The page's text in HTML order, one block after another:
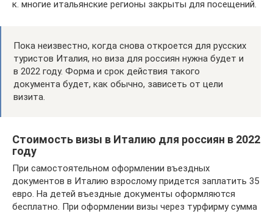
к. многие итальянские регионы закрыты для посещений.
Пока неизвестно, когда снова откроется для русских
туристов Италия, но виза для россиян нужна будет и
в 2022 году. Форма и срок действия такого
документа будет, как обычно, зависеть от цели
визита.
Стоимость визы в Италию для россиян в 2022
году
При самостоятельном оформлении въездных
документов в Италию взрослому придется заплатить 35
евро. На детей въездные документы оформляются
бесплатно. При оформлении визы через турфирму сумма